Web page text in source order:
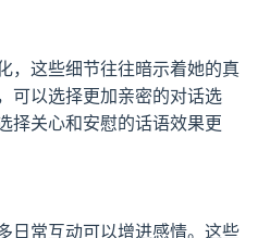
，这些细节往往暗示着她的真
可以选择更加亲密的对话选
择关心和安慰的话语效果更
日常互动可以增进感情。这些